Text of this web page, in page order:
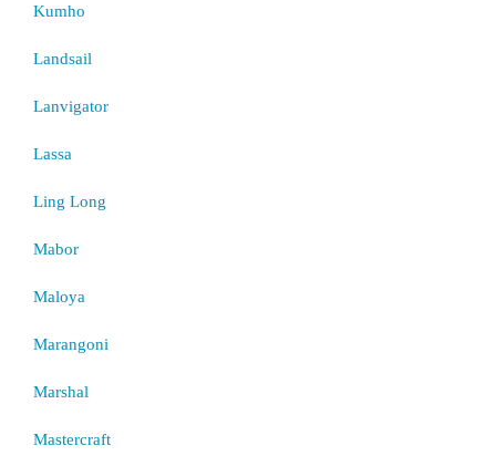
Kumho
Landsail
Lanvigator
Lassa
Ling Long
Mabor
Maloya
Marangoni
Marshal
Mastercraft